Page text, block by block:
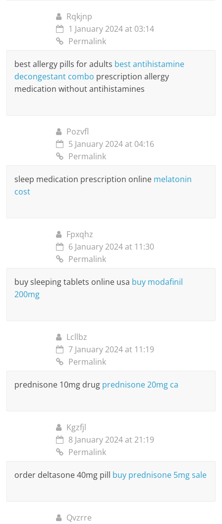
Rqkjnp
1 January 2024 at 03:14
Permalink
best allergy pills for adults best antihistamine
decongestant combo prescription allergy
medication without antihistamines
Pozvfl
5 January 2024 at 04:16
Permalink
sleep medication prescription online melatonin
cost
Fpxqhz
6 January 2024 at 11:30
Permalink
buy sleeping tablets online usa buy modafinil
200mg
Lcllbz
7 January 2024 at 11:19
Permalink
prednisone 10mg drug prednisone 20mg ca
Kgzfjl
8 January 2024 at 21:19
Permalink
order deltasone 40mg pill buy prednisone 5mg sale
Qvzrre